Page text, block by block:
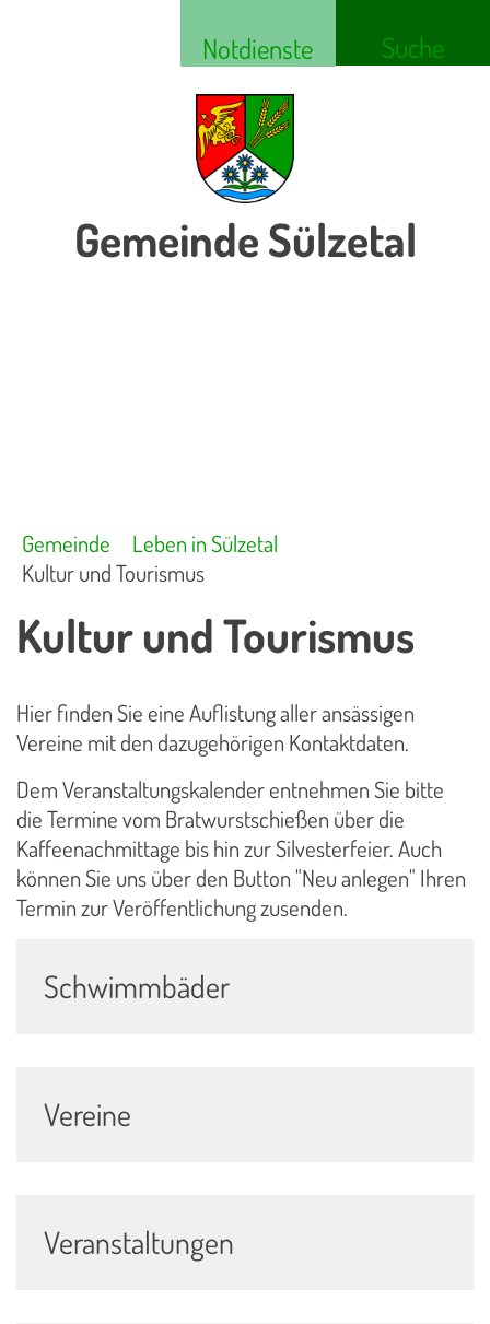
Notdienste Suche
Gemeinde Sülzetal
Gemeinde
Leben in Sülzetal
Kultur und Tourismus
Kultur und Tourismus
Hier finden Sie eine Auflistung aller ansässigen
Vereine mit den dazugehörigen Kontaktdaten.
Dem Veranstaltungskalender entnehmen Sie bitte
die Termine vom Bratwurstschießen über die
Kaffeenachmittage bis hin zur Silvesterfeier. Auch
können Sie uns über den Button "Neu anlegen" Ihren
Termin zur Veröffentlichung zusenden.
Schwimmbäder
Vereine
Veranstaltungen